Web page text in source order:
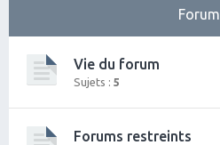
Forum
Vie du forum
Sujets : 5
Forums restreints